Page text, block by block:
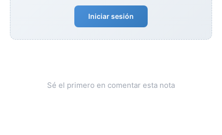
Iniciar sesión
Sé el primero en comentar esta nota